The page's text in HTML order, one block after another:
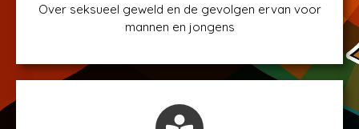
Over seksueel geweld en de gevolgen ervan voor
mannen en jongens